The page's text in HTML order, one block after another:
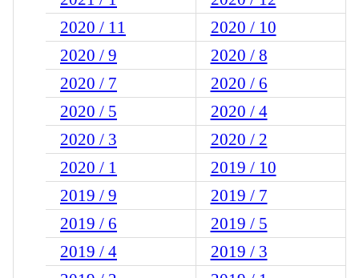
2020 / 11
2020 / 10
2020 / 9
2020 / 8
2020 / 7
2020 / 6
2020 / 5
2020 / 4
2020 / 3
2020 / 2
2020 / 1
2019 / 10
2019 / 9
2019 / 7
2019 / 6
2019 / 5
2019 / 4
2019 / 3